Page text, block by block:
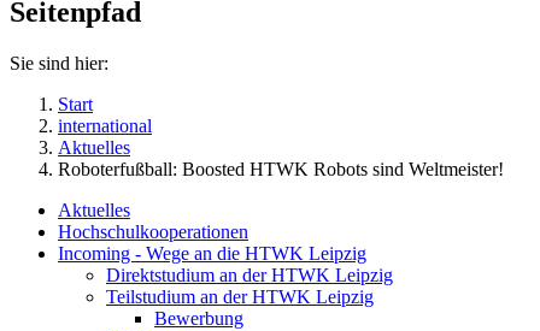
Seitenpfad
Sie sind hier:
Start
international
Aktuelles
Roboterfußball: Boosted HTWK Robots sind Weltmeister!
Aktuelles
Hochschulkooperationen
Incoming - Wege an die HTWK Leipzig
Direktstudium an der HTWK Leipzig
Teilstudium an der HTWK Leipzig
Bewerbung